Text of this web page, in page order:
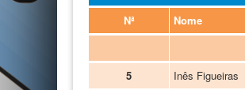
Nª Nome
5
Inês Figueiras